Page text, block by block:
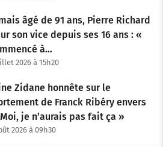
âgé de 91 ans, Pierre Richard
son vice depuis ses 16 ans : «
à…
2026 à 15h20
Zidane honnête sur le
de Franck Ribéry envers
je n’aurais pas fait ça »
2026 à 09h30